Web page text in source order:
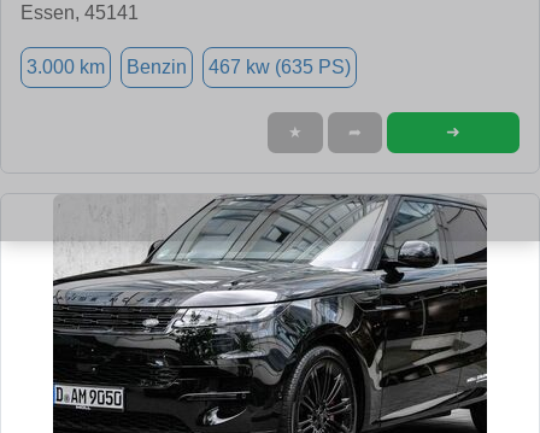
Essen, 45141
3.000 km Benzin 467 kw (635 PS)
★ ➦ ➜